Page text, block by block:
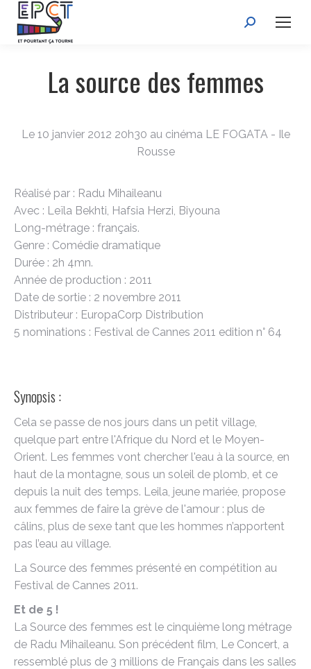
Recherche
La source des femmes
Le 10 janvier 2012 20h30 au cinéma LE FOGATA - Ile
Rousse
Réalisé par : Radu Mihaileanu
Avec : Leïla Bekhti, Hafsia Herzi, Biyouna
Long-métrage : français.
Genre : Comédie dramatique
Durée : 2h 4mn.
Année de production : 2011
Date de sortie : 2 novembre 2011
Distributeur : EuropaCorp Distribution
5 nominations : Festival de Cannes 2011 edition n° 64
Synopsis :
Cela se passe de nos jours dans un petit village,
quelque part entre l'Afrique du Nord et le Moyen-
Orient. Les femmes vont chercher l'eau à la source, en
haut de la montagne, sous un soleil de plomb, et ce
depuis la nuit des temps. Leila, jeune mariée, propose
aux femmes de faire la grève de l'amour : plus de
câlins, plus de sexe tant que les hommes n’apportent
pas l’eau au village.
La Source des femmes présenté en compétition au
Festival de Cannes 2011.
Et de 5 !
La Source des femmes est le cinquième long métrage
de Radu Mihaileanu. Son précédent film, Le Concert, a
ressemblé plus de 3 millions de Français dans les salles